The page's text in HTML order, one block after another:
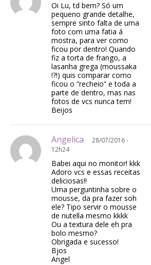
Oi Lu, td bem? Só um
pequeno grande detalhe,
sempre sinto falta de uma
foto com uma fatia á
mostra, para ver como
ficou por dentro! Quando
fiz a torta de frango, a
lasanha grega (moussaka
!?!) quis comparar como
ficou o “recheio” e toda a
parte de dentro, mas nas
fotos de vcs nunca tem!
Beijos
Angelica
28/07/2016 -
12h24
Babei aqui no monitor! kkk
Adoro vcs e essas receitas
deliciosas!!
Uma perguntinha sobre o
mousse, da pra fazer soh
ele? Tipo servir o mousse
de nutella mesmo kkkk
Ou a textura dele eh pra
bolo mesmo?
Obrigada e sucesso!
Bjos
Angel